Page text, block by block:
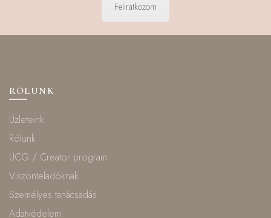
Feliratkozom
RÓLUNK
Üzleteink
Rólunk
UCG / Creator program
Viszonteladóknak
Személyes tanácsadás
Adatvédelem